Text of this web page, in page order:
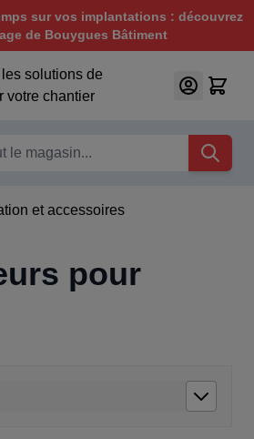
sur vos implantations : découvrez
de Bouygues Bâtiment
et accessoires
pour